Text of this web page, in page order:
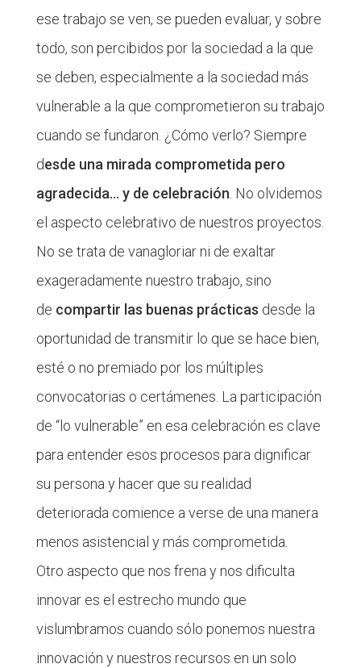
ese trabajo se ven, se pueden evaluar, y sobre
todo, son percibidos por la sociedad a la que
se deben, especialmente a la sociedad más
vulnerable a la que comprometieron su trabajo
cuando se fundaron. ¿Cómo verlo? Siempre
desde una mirada comprometida pero
agradecida… y de celebración. No olvidemos
el aspecto celebrativo de nuestros proyectos.
No se trata de vanagloriar ni de exaltar
exageradamente nuestro trabajo, sino
de compartir las buenas prácticas desde la
oportunidad de transmitir lo que se hace bien,
esté o no premiado por los múltiples
convocatorias o certámenes. La participación
de “lo vulnerable” en esa celebración es clave
para entender esos procesos para dignificar
su persona y hacer que su realidad
deteriorada comience a verse de una manera
menos asistencial y más comprometida.
Otro aspecto que nos frena y nos dificulta
innovar es el estrecho mundo que
vislumbramos cuando sólo ponemos nuestra
innovación y nuestros recursos en un solo